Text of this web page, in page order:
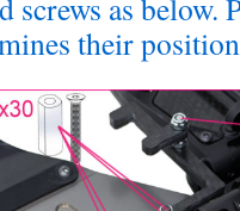
their